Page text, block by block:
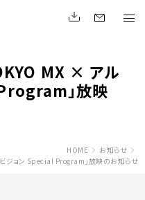
MX × アル
」放映
HOME
お知らせ
ジョン Special Program」放映のお知らせ